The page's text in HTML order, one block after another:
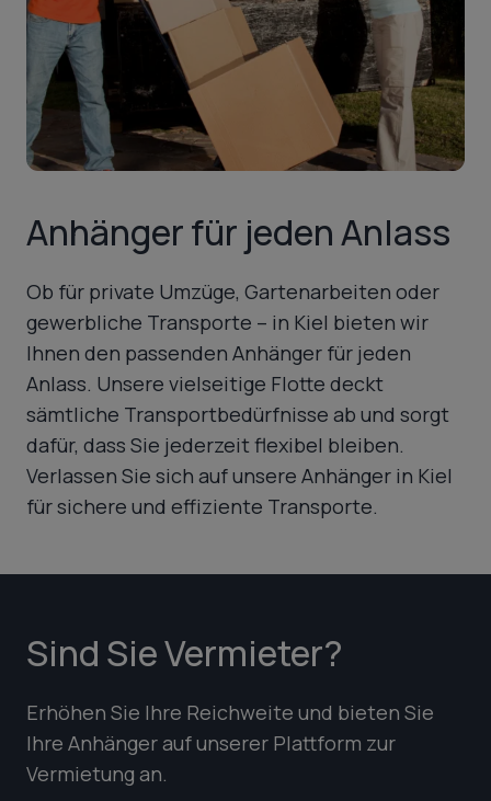
Anhänger für jeden Anlass
Ob für private Umzüge, Gartenarbeiten oder
gewerbliche Transporte – in Kiel bieten wir
Ihnen den passenden Anhänger für jeden
Anlass. Unsere vielseitige Flotte deckt
sämtliche Transportbedürfnisse ab und sorgt
dafür, dass Sie jederzeit flexibel bleiben.
Verlassen Sie sich auf unsere Anhänger in Kiel
für sichere und effiziente Transporte.
Sind Sie Vermieter?
Erhöhen Sie Ihre Reichweite und bieten Sie
Ihre Anhänger auf unserer Plattform zur
Vermietung an.